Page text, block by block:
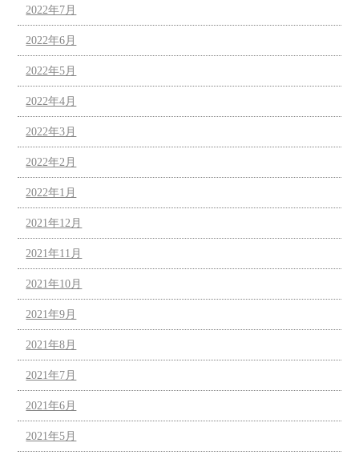
2022年7月
2022年6月
2022年5月
2022年4月
2022年3月
2022年2月
2022年1月
2021年12月
2021年11月
2021年10月
2021年9月
2021年8月
2021年7月
2021年6月
2021年5月